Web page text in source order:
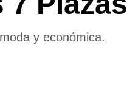
y económica.